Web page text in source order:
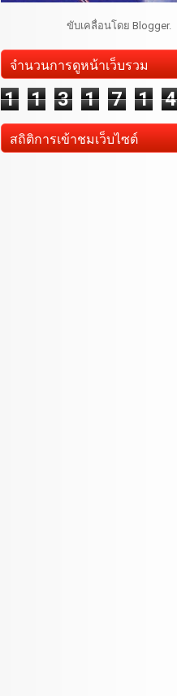
ขับเคลื่อนโดย Blogger.
จำนวนการดูหน้าเว็บรวม
1 1 3 1 7 1 4
สถิติการเข้าชมเว็บไซต์